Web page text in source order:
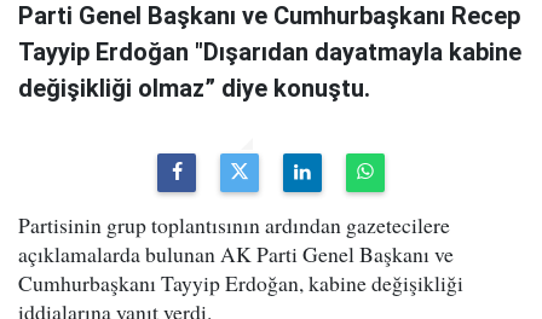
Parti Genel Başkanı ve Cumhurbaşkanı Recep
Tayyip Erdoğan "Dışarıdan dayatmayla kabine
değişikliği olmaz” diye konuştu.
Partisinin grup toplantısının ardından gazetecilere
açıklamalarda bulunan AK Parti Genel Başkanı ve
Cumhurbaşkanı Tayyip Erdoğan, kabine değişikliği
iddialarına yanıt verdi.